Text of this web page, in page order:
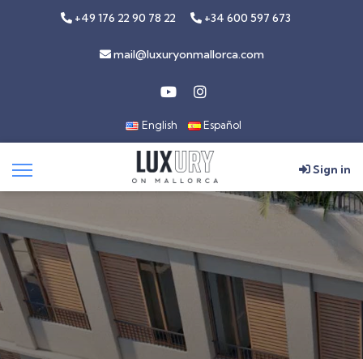
+49 176 22 90 78 22 +34 600 597 673
mail@luxuryonmallorca.com
English Español
Sign in